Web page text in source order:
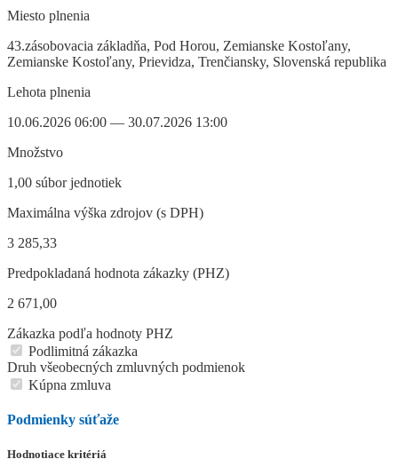
Miesto plnenia
43.zásobovacia základňa, Pod Horou, Zemianske Kostoľany,
Zemianske Kostoľany, Prievidza, Trenčiansky, Slovenská republika
Lehota plnenia
10.06.2026 06:00 — 30.07.2026 13:00
Množstvo
1,00 súbor jednotiek
Maximálna výška zdrojov (s DPH)
3 285,33
Predpokladaná hodnota zákazky (PHZ)
2 671,00
Zákazka podľa hodnoty PHZ
Podlimitná zákazka
Druh všeobecných zmluvných podmienok
Kúpna zmluva
Podmienky súťaže
Hodnotiace kritériá